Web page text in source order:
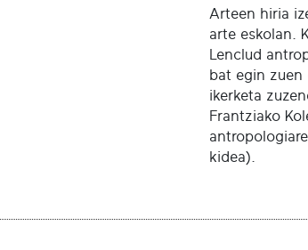
Arteen hiria
arte eskolan.
Lenclud
bat egin zuen
ikerketa
Frantziako
kidea).